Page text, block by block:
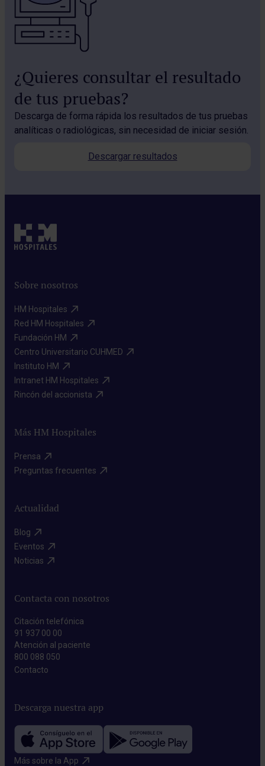
¿Quieres consultar el resultado
de tus pruebas?
Descarga de forma rápida los resultados de tus pruebas
analíticas o radiológicas, sin necesidad de iniciar sesión.
Descargar resultados
Sobre nosotros
HM Hospitales​
Red HM Hospitales​
Fundación HM​
Centro Universitario CUHMED​
Instituto HM​
Intranet HM Hospitales​
Rincón del accionista​
Más HM Hospitales
Prensa​
Preguntas frecuentes​
Actualidad
Blog​
Eventos​
Noticias​
Contacta con nosotros
Citación telefónica
91 937 00 00
Atención al paciente
800 088 050
Contacto​
Descarga nuestra app
Más sobre la App​